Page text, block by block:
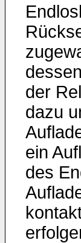
der
dazu
ein
des